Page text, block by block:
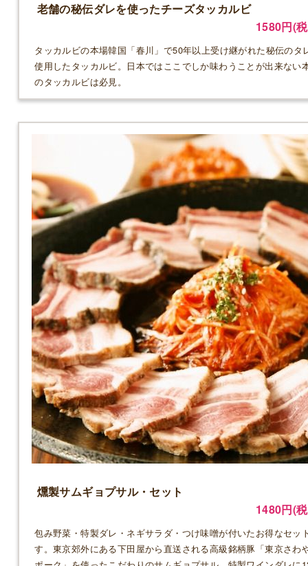
老舗の秘伝ダレを使ったチーズタッカルビ
1580円(
タッカルビの本場韓国「春川」で50年以上受け継がれた秘伝のタ
使用したタッカルビ。日本ではここでしか味わうことが出来ない
のタッカルビは必見。
燻製サムギョプサル・セット
1480円(
包み野菜・特製ダレ・ネギサラダ・つけ味噌が付いたお得なセッ
す。東京郊外にある下田屋から直送される高級銘柄豚「東京さわ